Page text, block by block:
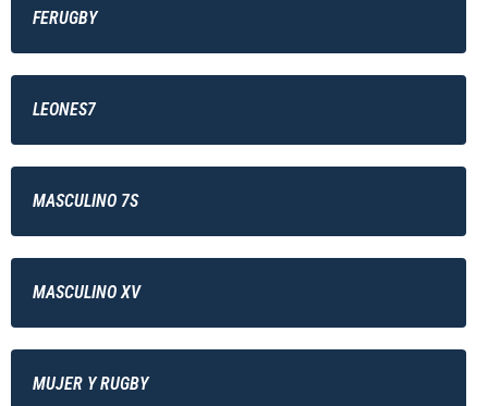
FERUGBY
LEONES7
MASCULINO 7S
MASCULINO XV
MUJER Y RUGBY